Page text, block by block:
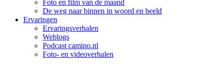
Foto en film van de maand
De weg naar binnen in woord en beeld
Ervaringen
Ervaringsverhalen
Weblogs
Podcast camino.nl
Foto- en videoverhalen